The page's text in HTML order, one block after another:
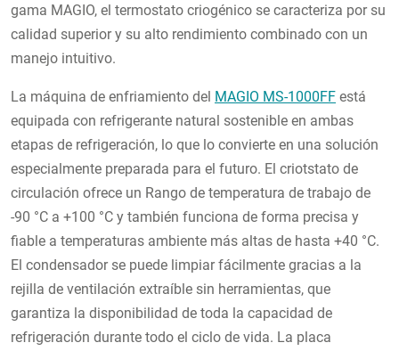
gama MAGIO, el termostato criogénico se caracteriza por su
calidad superior y su alto rendimiento combinado con un
manejo intuitivo.
La máquina de enfriamiento del MAGIO MS-1000FF está
equipada con refrigerante natural sostenible en ambas
etapas de refrigeración, lo que lo convierte en una solución
especialmente preparada para el futuro. El criotstato de
circulación ofrece un Rango de temperatura de trabajo de
-90 °C a +100 °C y también funciona de forma precisa y
fiable a temperaturas ambiente más altas de hasta +40 °C.
El condensador se puede limpiar fácilmente gracias a la
rejilla de ventilación extraíble sin herramientas, que
garantiza la disponibilidad de toda la capacidad de
refrigeración durante todo el ciclo de vida. La placa